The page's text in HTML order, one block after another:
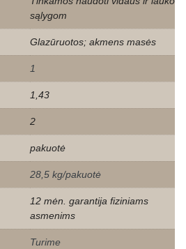
sąlygom
Glazūruotos; akmens masės
1
1,43
2
pakuotė
28,5 kg/pakuotė
12 mėn. garantija fiziniams
asmenims
Turime